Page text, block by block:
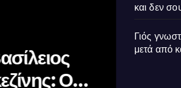
Ο
και δεν
Γιός
μετά από
Θεσσαλονίκη:
Μαθητές